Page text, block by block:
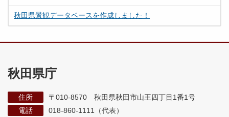
秋田県景観データベースを作成しました！
秋田県庁
住所
〒010-8570 秋田県秋田市山王四丁目1番1号
電話
018-860-1111（代表）